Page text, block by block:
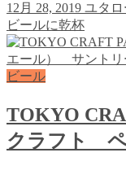
12月 28, 2019 ユタロ
ビールに乾杯
ビール
TOKYO
クラフト ペ